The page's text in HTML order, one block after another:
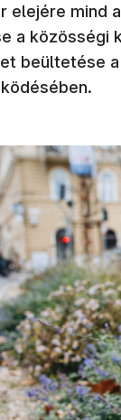
elejére mind
a közösségi
beültetése